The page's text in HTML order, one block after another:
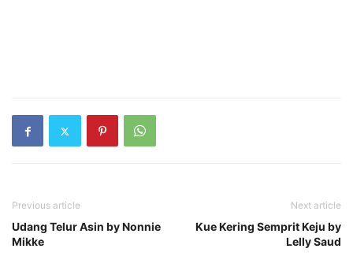
Previous article
Udang Telur Asin by Nonnie
Mikke
Next article
Kue Kering Semprit Keju by
Lelly Saud